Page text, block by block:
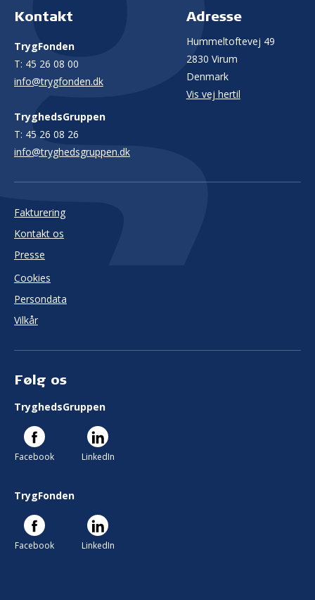
Kontakt
TrygFonden
T: 45 26 08 00
info@trygfonden.dk
TryghedsGruppen
T: 45 26 08 26
info@tryghedsgruppen.dk
Adresse
Hummeltoftevej 49
2830 Virum
Denmark
Vis vej hertil
Fakturering
Kontakt os
Presse
Cookies
Persondata
Vilkår
Følg os
TryghedsGruppen
Facebook LinkedIn
TrygFonden
Facebook LinkedIn